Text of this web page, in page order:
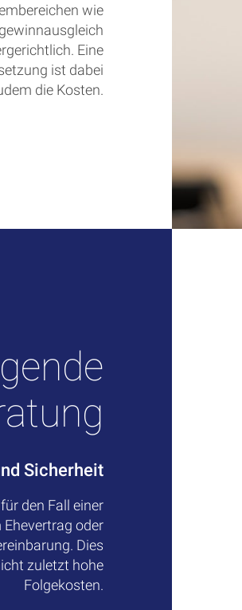
wie
Eine
ist dabei
die Kosten.
Sicherheit
den Fall einer
oder
Dies
zuletzt hohe
Folgekosten.